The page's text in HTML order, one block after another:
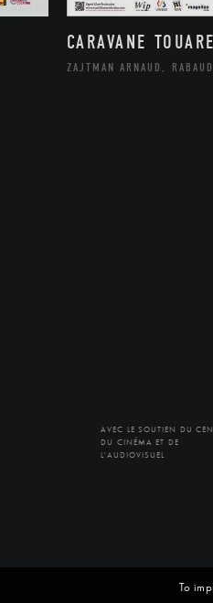
CARAVANE
ZAJTMAN ARNAUD,
AVEC LE SOUTIEN DU
DU CINÉMA ET DE
L'AUDIOVISUEL
To